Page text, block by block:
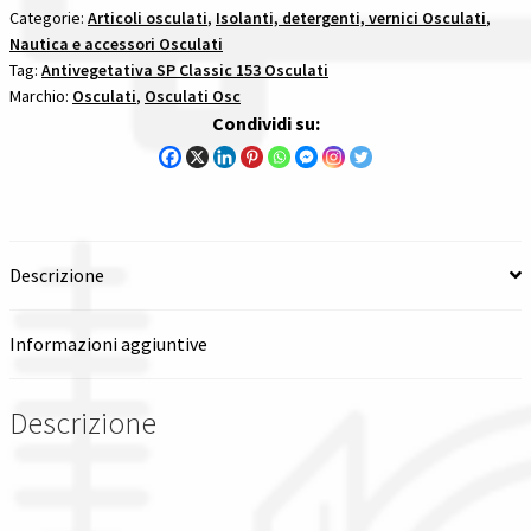
Spedizioni in italia
Tutte le categorie dei prodotti
antivegetative
osculati
quantità
Categorie: Articoli osculati, Isolanti, detergenti, vernici Osculati,
Nautica e accessori Osculati
Tag: Antivegetativa SP Classic 153 Osculati
Marchio: Osculati, Osculati Osc
Condividi su:
Descrizione
Informazioni aggiuntive
Descrizione